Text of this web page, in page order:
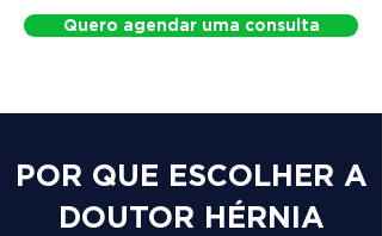
Quero agendar uma consulta
POR QUE ESCOLHER A
DOUTOR HÉRNIA